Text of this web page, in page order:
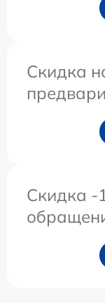
Скидка
Скидка -